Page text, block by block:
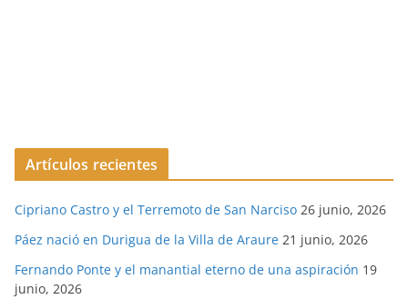
Artículos recientes
Cipriano Castro y el Terremoto de San Narciso 26 junio, 2026
Páez nació en Durigua de la Villa de Araure 21 junio, 2026
Fernando Ponte y el manantial eterno de una aspiración 19
junio, 2026